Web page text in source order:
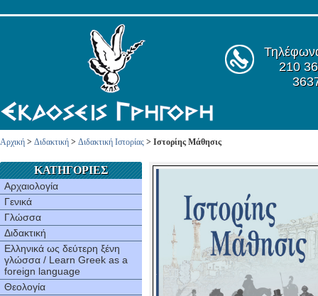
210
Αρχική > Διδακτική > Διδακτική Ιστορίας > Ιστορίης Μάθησις
ΚΑΤΗΓΟΡΙΕΣ
Αρχαιολογία
Γενικά
Γλώσσα
Διδακτική
Ελληνικά ως δεύτερη ξένη
γλώσσα / Learn Greek as a
foreign language
Θεολογία